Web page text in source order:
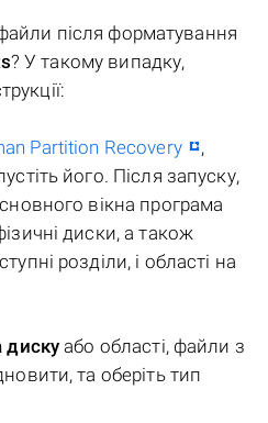
після форматування
? У такому випадку,
Partition Recovery
,
його. Після запуску,
вікна програма
диски, а також
розділи, і області на
диску або області, файли з
та оберіть тип